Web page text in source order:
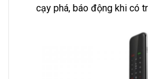
cạy phá, báo động khi có